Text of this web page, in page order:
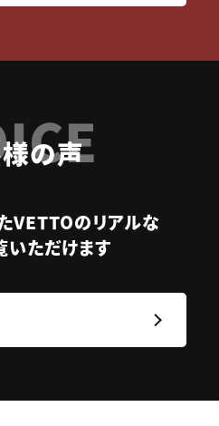
の声
VETTOのリアルな
いただけます